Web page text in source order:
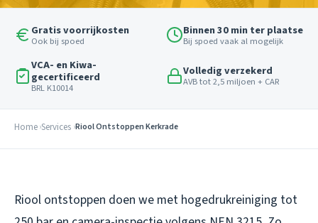
Gratis voorrijkosten
Ook bij spoed
Binnen 30 min ter plaatse
Bij spoed vaak al mogelijk
VCA- en Kiwa-
gecertificeerd
BRL K10014
Volledig verzekerd
AVB tot 2,5 miljoen + CAR
Home Services Riool Ontstoppen Kerkrade
Riool ontstoppen doen we met hogedrukreiniging tot